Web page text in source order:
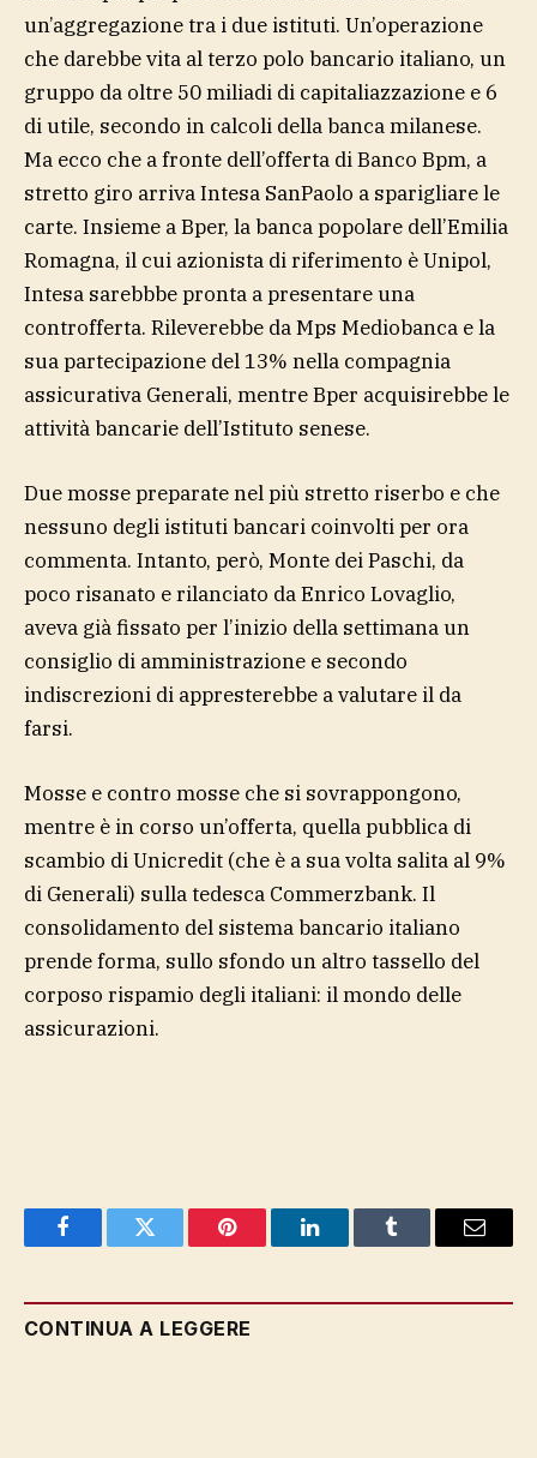
un’aggregazione tra i due istituti. Un’operazione
che darebbe vita al terzo polo bancario italiano, un
gruppo da oltre 50 miliadi di capitaliazzazione e 6
di utile, secondo in calcoli della banca milanese.
Ma ecco che a fronte dell’offerta di Banco Bpm, a
stretto giro arriva Intesa SanPaolo a sparigliare le
carte. Insieme a Bper, la banca popolare dell’Emilia
Romagna, il cui azionista di riferimento è Unipol,
Intesa sarebbbe pronta a presentare una
controfferta. Rileverebbe da Mps Mediobanca e la
sua partecipazione del 13% nella compagnia
assicurativa Generali, mentre Bper acquisirebbe le
attività bancarie dell’Istituto senese.
Due mosse preparate nel più stretto riserbo e che
nessuno degli istituti bancari coinvolti per ora
commenta. Intanto, però, Monte dei Paschi, da
poco risanato e rilanciato da Enrico Lovaglio,
aveva già fissato per l’inizio della settimana un
consiglio di amministrazione e secondo
indiscrezioni di appresterebbe a valutare il da
farsi.
Mosse e contro mosse che si sovrappongono,
mentre è in corso un’offerta, quella pubblica di
scambio di Unicredit (che è a sua volta salita al 9%
di Generali) sulla tedesca Commerzbank. Il
consolidamento del sistema bancario italiano
prende forma, sullo sfondo un altro tassello del
corposo rispamio degli italiani: il mondo delle
assicurazioni.
FacebookTwitter Pinterest LinkedInTumblr Email
CONTINUA A LEGGERE